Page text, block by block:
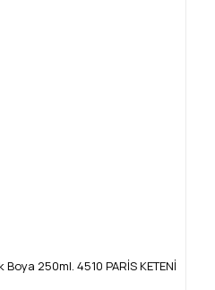
250ml. 4510 PARİS KETENİ